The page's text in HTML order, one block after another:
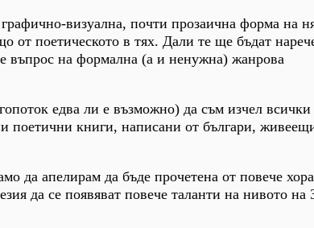
визуална, почти прозаична форма на
от поетическото в тях. Дали те ще бъдат
въпрос на формална (а и ненужна) жанрова
едва ли е възможно) да съм изчел всички
поетични книги, написани от българи,
да апелирам да бъде прочетена от повече
да се появяват повече таланти на нивото на